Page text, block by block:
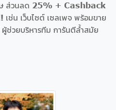
ษ ส่วนลด 25% + Cashback
เช่น เว็บไซต์ เซลเพจ พร้อมขาย
ผู้ช่วยบริหารทีม การันตีล้ำสมัย